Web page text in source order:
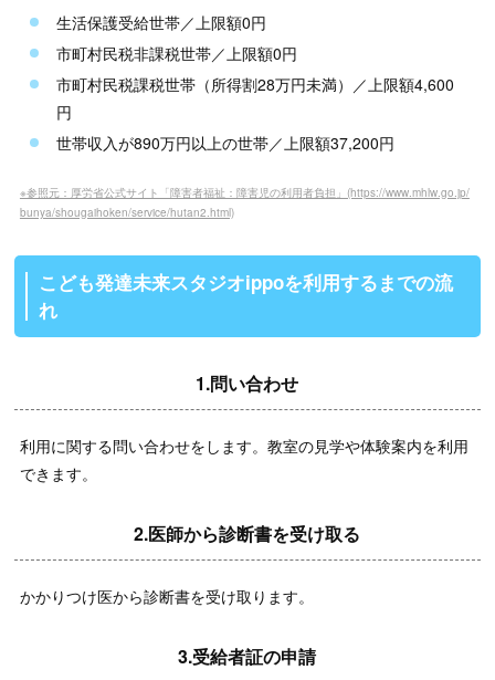
生活保護受給世帯／上限額0円
市町村民税非課税世帯／上限額0円
市町村民税課税世帯（所得割28万円未満）／上限額4,600
円
世帯収入が890万円以上の世帯／上限額37,200円
※参照元：厚労省公式サイト「障害者福祉：障害児の利用者負担」(https://www.mhlw.go.jp/
bunya/shougaihoken/service/hutan2.html)
こども発達未来スタジオippoを利用するまでの流
れ
1.問い合わせ
利用に関する問い合わせをします。教室の見学や体験案内を利用
できます。
2.医師から診断書を受け取る
かかりつけ医から診断書を受け取ります。
3.受給者証の申請